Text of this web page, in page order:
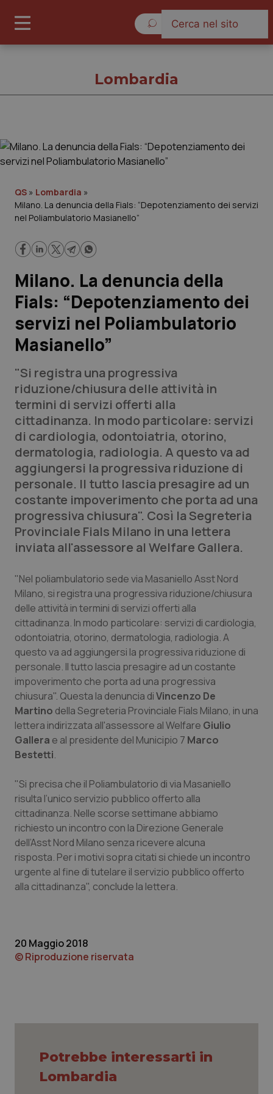
Governo e Parlamento
Regioni e Asl
Lavoro e Professioni
Scienza e Farmaci
Studi e Analisi
Lettere al direttore
Edizioni Regionali
QS Pro
Professionisti Sanitari.AI
Abruzzo
Basilicata
Calabria
Campania
Emilia-Romagna
Friuli Venezia Giulia
Lazio
Liguria
Lombardia
Marche
Molise
Piemonte
Provincia Autonoma di Bolzano
Puglia
Umbria
QS Pro Gold
Artrite & artrosi
Asma & BPCO
Car-T
Colesterolo & coronaropatie
Dermatite Atopica
Diabete & glucometri
Disturbi dell’umore
Dolore
Donna & Salute
Epatiti
HIV
Infezioni & Febbre
Malattie rare
Oftalmologia
QS Club Newsletter
Lombardia
QS » Lombardia »
Milano. La denuncia della Fials: “Depotenziamento dei servizi
nel Poliambulatorio Masianello”
Milano. La denuncia della
Fials: “Depotenziamento dei
servizi nel Poliambulatorio
Masianello”
"Si registra una progressiva
riduzione/chiusura delle attività in
termini di servizi offerti alla
cittadinanza. In modo particolare: servizi
di cardiologia, odontoiatria, otorino,
dermatologia, radiologia. A questo va ad
aggiungersi la progressiva riduzione di
personale. Il tutto lascia presagire ad un
costante impoverimento che porta ad una
progressiva chiusura". Così la Segreteria
Provinciale Fials Milano in una lettera
inviata all'assessore al Welfare Gallera.
"Nel poliambulatorio sede via Masaniello Asst Nord
Milano, si registra una progressiva riduzione/chiusura
delle attività in termini di servizi offerti alla
cittadinanza. In modo particolare: servizi di cardiologia,
odontoiatria, otorino, dermatologia, radiologia. A
questo va ad aggiungersi la progressiva riduzione di
personale. Il tutto lascia presagire ad un costante
impoverimento che porta ad una progressiva
chiusura". Questa la denuncia diVincenzo De
Martino della Segreteria Provinciale Fials Milano, in una
lettera indirizzata all'assessore al Welfare Giulio
Gallera e al presidente del Municipio 7 Marco
Bestetti.
"Si precisa che il Poliambulatorio di via Masaniello
risulta l’unico servizio pubblico offerto alla
cittadinanza. Nelle scorse settimane abbiamo
richiesto un incontro con la Direzione Generale
dell’Asst Nord Milano senza ricevere alcuna
risposta. Per i motivi sopra citati si chiede un incontro
urgente al fine di tutelare il servizio pubblico offerto
alla cittadinanza", conclude la lettera.
20 Maggio 2018
© Riproduzione riservata
Potrebbe interessarti in
Lombardia